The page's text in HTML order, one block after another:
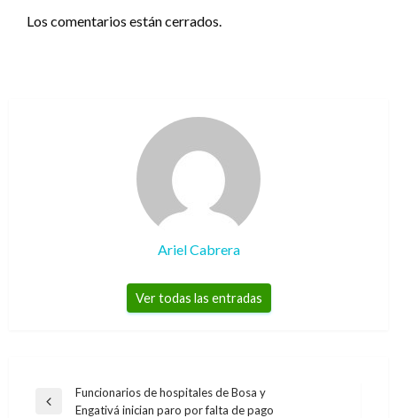
Los comentarios están cerrados.
Ariel Cabrera
Ver todas las entradas
Navegación
Entrada
Funcionarios de hospitales de Bosa y
Engativá inician paro por falta de pago